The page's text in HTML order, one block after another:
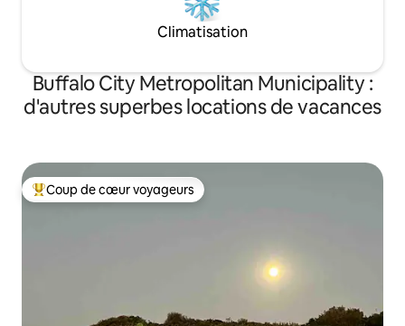
Climatisation
Buffalo City Metropolitan Municipality :
d'autres superbes locations de vacances
Coups de cœur voyageurs les plus appréciés
Coup de cœur voyageurs